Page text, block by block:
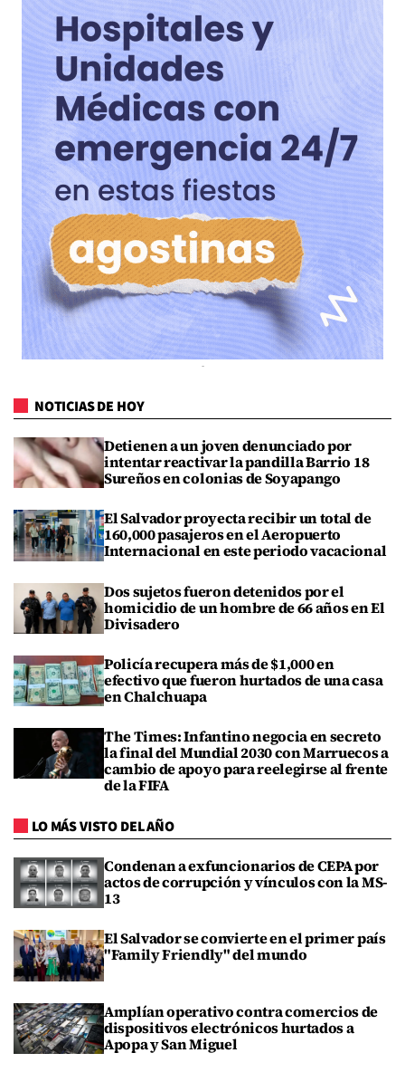
NOTICIAS DE HOY
Detienen a un joven denunciado por
intentar reactivar la pandilla Barrio 18
Sureños en colonias de Soyapango
El Salvador proyecta recibir un total de
160,000 pasajeros en el Aeropuerto
Internacional en este periodo vacacional
Dos sujetos fueron detenidos por el
homicidio de un hombre de 66 años en El
Divisadero
Policía recupera más de $1,000 en
efectivo que fueron hurtados de una casa
en Chalchuapa
The Times: Infantino negocia en secreto
la final del Mundial 2030 con Marruecos a
cambio de apoyo para reelegirse al frente
de la FIFA
LO MÁS VISTO DEL AÑO
Condenan a exfuncionarios de CEPA por
actos de corrupción y vínculos con la MS-
13
El Salvador se convierte en el primer país
"Family Friendly" del mundo
Amplían operativo contra comercios de
dispositivos electrónicos hurtados a
Apopa y San Miguel